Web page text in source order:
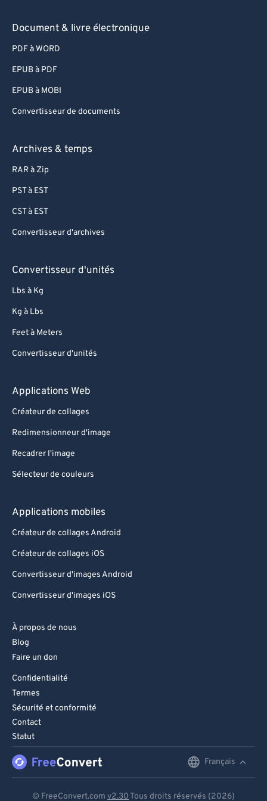
Document & livre électronique
PDF à WORD
EPUB à PDF
EPUB à MOBI
Convertisseur de documents
Archives & temps
RAR à Zip
PST à EST
CST à EST
Convertisseur d'archives
Convertisseur d'unités
Lbs à Kg
Kg à Lbs
Feet à Meters
Convertisseur d'unités
Applications Web
Créateur de collages
Redimensionneur d'image
Recadrer l'image
Sélecteur de couleurs
Applications mobiles
Créateur de collages Android
Créateur de collages iOS
Convertisseur d'images Android
Convertisseur d'images iOS
À propos de nous
Blog
Faire un don
Confidentialité
Termes
Sécurité et conformité
Contact
Statut
Français
© FreeConvert.com v2.30 Tous droits réservés (2026)